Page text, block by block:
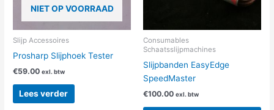
NIET OP VOORRAAD
Slijp Accessoires
Prosharp Slijphoek Tester
€59.00 exl. btw
Lees verder
Consumables
Schaatsslijpmachines
Slijpbanden EasyEdge
SpeedMaster
€100.00 exl. btw